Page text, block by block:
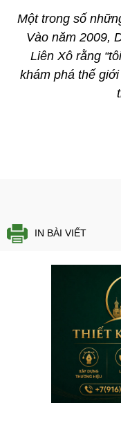
Một trong số
Vào năm 2009,
Liên Xô rằng
khám phá thế
IN BÀI VIẾT